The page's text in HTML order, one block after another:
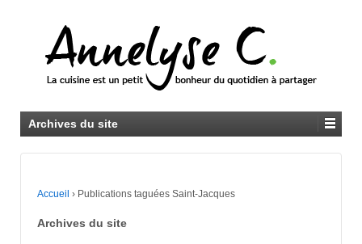
Archives du site
Accueil › Publications taguées Saint-Jacques
Archives du site